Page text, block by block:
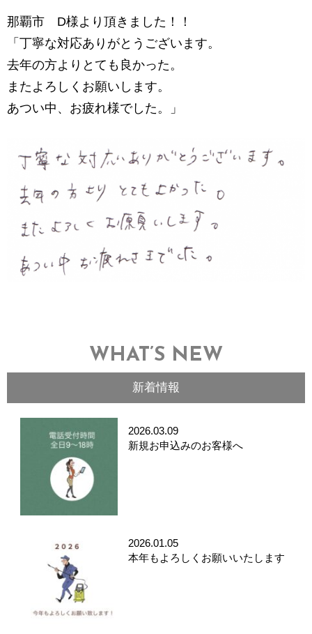
那覇市 D様より頂きました！！
「丁寧な対応ありがとうございます。
去年の方よりとても良かった。
またよろしくお願いします。
あつい中、お疲れ様でした。」
WHAT’S NEW
新着情報
2026.03.09
新規お申込みのお客様へ
2026.01.05
本年もよろしくお願いいたします